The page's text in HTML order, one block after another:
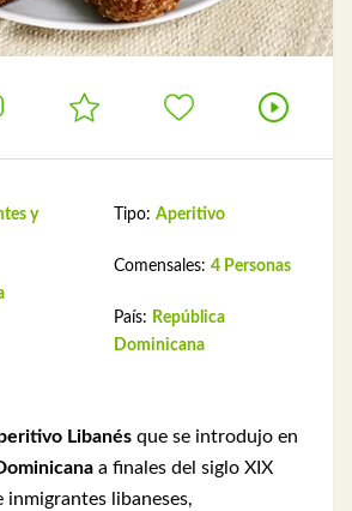
y
Tipo: Aperitivo
Comensales: 4 Personas
País: República
Dominicana
Libanés que se introdujo en
a finales del siglo XIX
inmigrantes libaneses,